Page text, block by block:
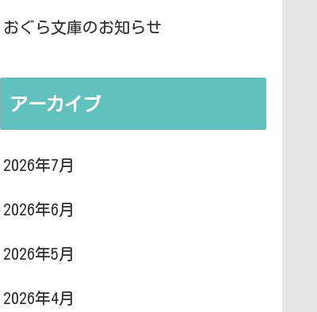
おぐら文庫のお知らせ
アーカイブ
2026年7月
2026年6月
2026年5月
2026年4月